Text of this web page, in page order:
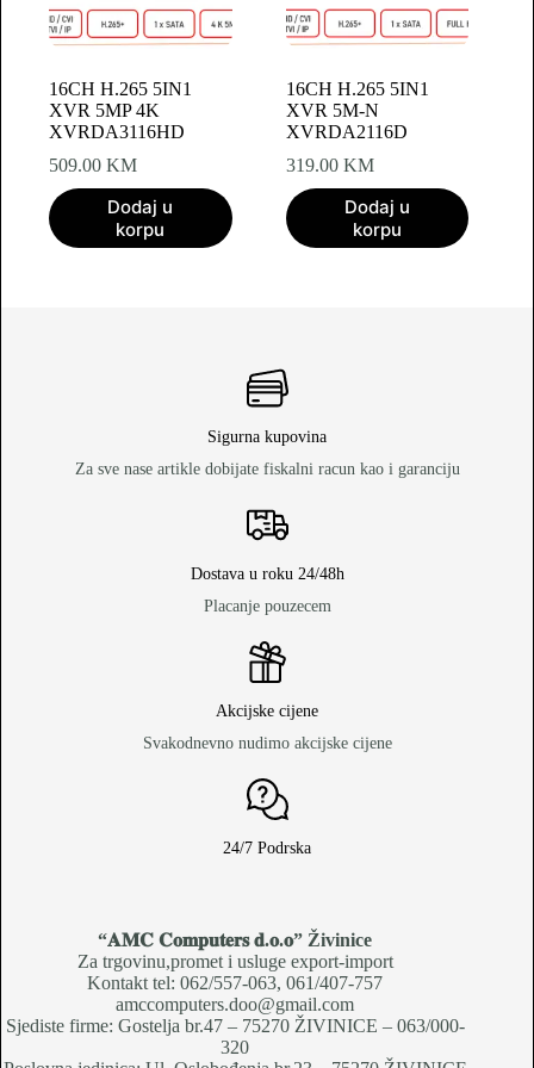
16CH H.265 5IN1
XVR 5MP 4K
XVRDA3116HD
509.00 KM
Dodaj u
korpu
16CH H.265 5IN1
XVR 5M-N
XVRDA2116D
319.00 KM
Dodaj u
korpu
Sigurna kupovina
Za sve nase artikle dobijate fiskalni racun kao i garanciju
Dostava u roku 24/48h
Placanje pouzecem
Akcijske cijene
Svakodnevno nudimo akcijske cijene
24/7 Podrska
“𝐀𝐌𝐂 𝐂𝐨𝐦𝐩𝐮𝐭𝐞𝐫𝐬 𝐝.𝐨.𝐨” Živinice
Za trgovinu,promet i usluge export-import
Kontakt tel: 062/557-063, 061/407-757
amccomputers.doo@gmail.com
Sjediste firme: Gostelja br.47 – 75270 ŽIVINICE – 063/000-
320